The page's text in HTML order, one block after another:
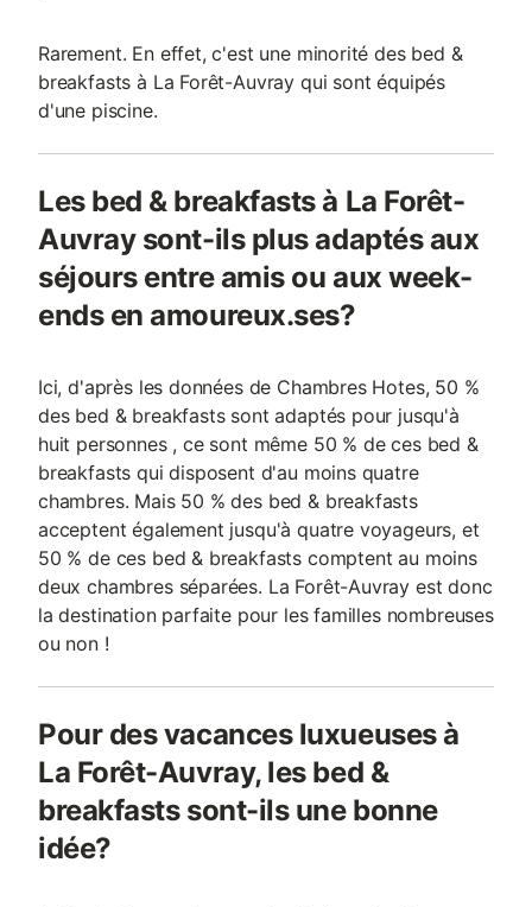
Rarement. En effet, c'est une minorité des bed &
breakfasts à La Forêt-Auvray qui sont équipés
d'une piscine.
Les bed & breakfasts à La Forêt-
Auvray sont-ils plus adaptés aux
séjours entre amis ou aux week-
ends en amoureux.ses?
Ici, d'après les données de Chambres Hotes, 50 %
des bed & breakfasts sont adaptés pour jusqu'à
huit personnes , ce sont même 50 % de ces bed &
breakfasts qui disposent d'au moins quatre
chambres. Mais 50 % des bed & breakfasts
acceptent également jusqu'à quatre voyageurs, et
50 % de ces bed & breakfasts comptent au moins
deux chambres séparées. La Forêt-Auvray est donc
la destination parfaite pour les familles nombreuses
ou non !
Pour des vacances luxueuses à
La Forêt-Auvray, les bed &
breakfasts sont-ils une bonne
idée?